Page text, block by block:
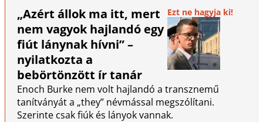
„Azért állok ma itt, mert
nem vagyok hajlandó egy
fiút lánynak hívni” –
nyilatkozta a
bebörtönzött ír tanár
Ezt ne hagyja ki!
Enoch Burke nem volt hajlandó a transznemű
tanítványát a „they” névmással megszólítani.
Szerinte csak fiúk és lányok vannak.